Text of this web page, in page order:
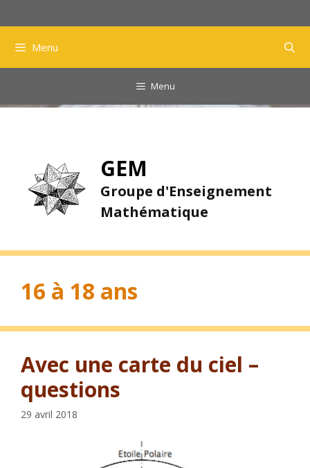
Menu
Menu
GEM
Groupe d'Enseignement
Mathématique
16 à 18 ans
Avec une carte du ciel –
questions
29 avril 2018